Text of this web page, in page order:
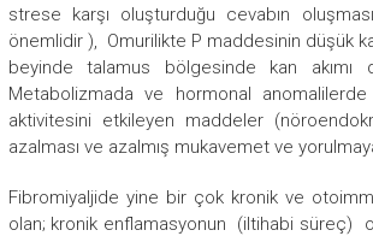
strese karşı oluşturduğu cevabın
önemlidir ), Omurilikte P maddesinin düşük
beyinde talamus bölgesinde kan akımı
Metabolizmada ve hormonal anomalilerde
aktivitesini etkileyen maddeler
azalması ve azalmış mukavemet ve
Fibromiyaljide yine bir çok kronik ve
olan; kronik enflamasyonun (iltihabi süreç)